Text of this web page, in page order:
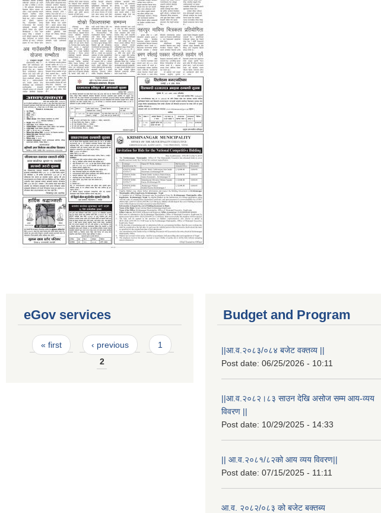
eGov services
Pages
« first ‹ previous
1
2
Budget and Program
||आ.व.२०८३/०८४ बजेट वक्तव्य ||
Post date: 06/25/2026 - 10:11
||आ.व.२०८२।८३ साउन देखि असोज सम्म आय-व्यय
विवरण ||
Post date: 10/29/2025 - 14:33
|| आ.व.२०८१/८२को आय व्यय विवरण||
Post date: 07/15/2025 - 11:11
आ.व. २०८२/०८३ को बजेट बक्तब्य